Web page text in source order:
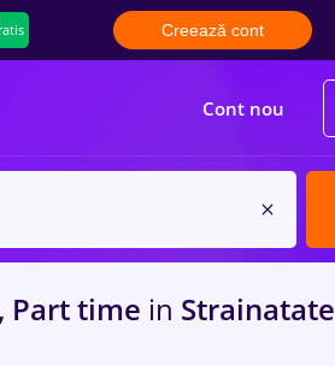
Creează cont
Cont nou
Part time in Strainatate